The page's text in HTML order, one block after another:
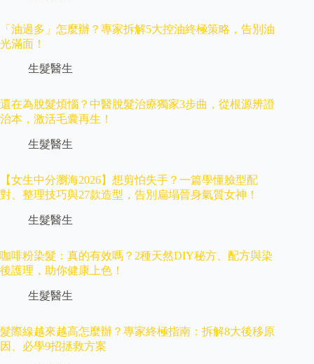
「油過多」怎麼辦？專家拆解5大控油終極策略，告別油
光滿面！
生髮醫生
還在為脫髮煩惱？中醫脫髮治療獨家3步曲，從根源辨證
治本，激活毛囊再生！
生髮醫生
【女生中分瀏海2026】想剪怕失手？一篇學懂臉型配
對、整理技巧與27款造型，告別扁塌晉身氣質女神！
生髮醫生
咖啡粉染髮：真的有效嗎？2種天然DIY秘方、配方與染
後護理，助你健康上色！
生髮醫生
髮際線越來越高怎麼辦？專家終極指南：拆解8大後移原
因、必學9招拯救方案